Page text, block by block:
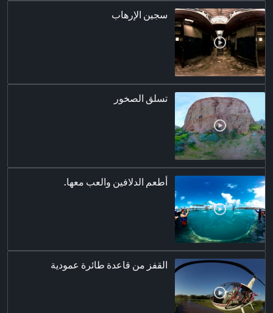
سجين الإرهاب
تسلق الصخور
أطعم الدلافين والعب معها.
القفز من قاعدة طائرة عمودية